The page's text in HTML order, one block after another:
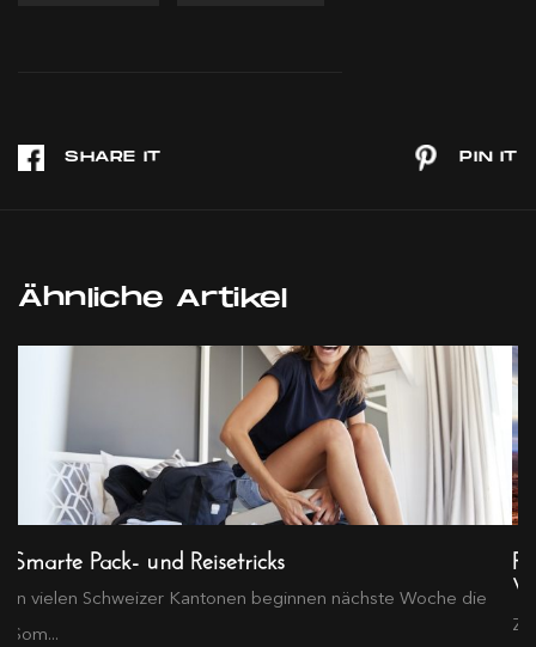
Ähnliche Artikel
Smarte Pack- und Reisetricks
In vielen Schweizer Kantonen beginnen nächste Woche die
Som...